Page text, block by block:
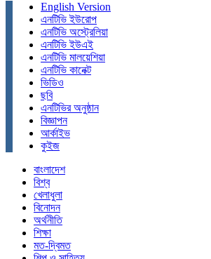
English Version
এনটিভি ইউরোপ
এনটিভি অস্ট্রেলিয়া
এনটিভি ইউএই
এনটিভি মালয়েশিয়া
এনটিভি কানেক্ট
ভিডিও
ছবি
এনটিভির অনুষ্ঠান
বিজ্ঞাপন
আর্কাইভ
কুইজ
বাংলাদেশ
বিশ্ব
খেলাধুলা
বিনোদন
অর্থনীতি
শিক্ষা
মত-দ্বিমত